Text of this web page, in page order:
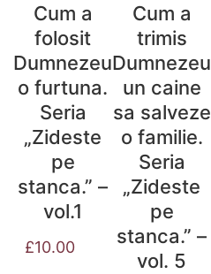
Cum a
folosit
Dumnezeu
o furtuna.
Seria
„Zideste
pe
stanca.” –
vol.1
£10.00
Cum a
trimis
Dumnezeu
un caine
sa salveze
o familie.
Seria
„Zideste
pe
stanca.” –
vol. 5